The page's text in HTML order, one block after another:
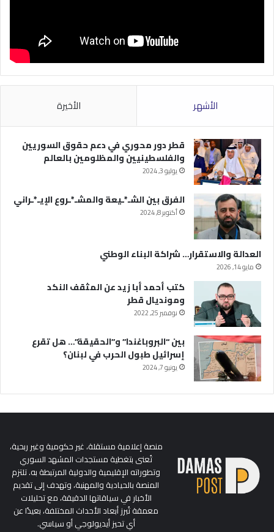
الأشهر الأخيرة
قطر دور محوري في دعم حقوق السوريين
والفلسطينيين والمظلومين بالعالم
يوليو 3, 2024
الفرق بين الشـ*ـيعة والمشـ*ـروع الإيـ*ـراني
أكتوبر 8, 2024
العدالة والاستقرار… شراكة البناء الوطني
مايو 14, 2026
كتب أحمد أبا زيد عن المثقف النكد
ومونديال قطر
نوفمبر 25, 2022
بين “البروباغندا” و”الحقيقة”… هل تقرع
إسرائيل طبول الحرب في لبنان؟
يونيو 7, 2024
منصة إعلامية مستقلة، غير حكومية وغير ربحية،
تُعنى بتغطية مستجدات المشهد السوري
وتطوراته الإقليمية والدولية المرتبطة به. تلتزم
المنصة بالحيادية والمهنية، وتهدف إلى تقديم
الأخبار في سياقاتها الدقيقة، مع تحليلات
معمقة تُبرز أبعاد الأحداث المختلفة، بعيدًا عن
أي تحيز أيديولوجي أو سياسي.